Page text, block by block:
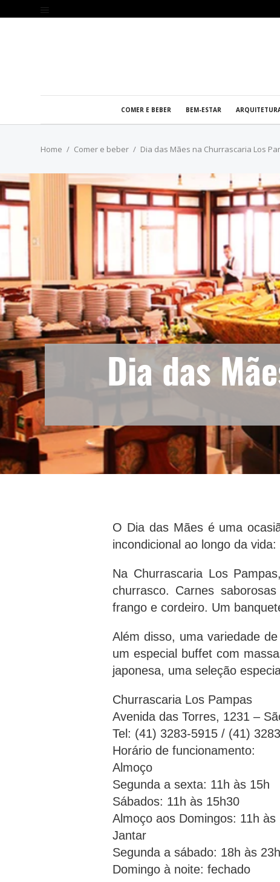
COMER E BEBER BEM-ESTAR
Home Comer e beber Dia das Mães na Churrascaria Los
Dia das
O Dia das Mães é uma
incondicional ao longo da
Na Churrascaria Los
churrasco. Carnes
frango e cordeiro. Um
Além disso, uma variedade
um especial buffet com
japonesa, uma seleção
Churrascaria Los Pampas
Avenida das Torres, 1231 –
Tel: (41) 3283-5915 / (41)
Horário de funcionamento:
Almoço
Segunda a sexta: 11h às 15h
Sábados: 11h às 15h30
Almoço aos Domingos: 11h às
Jantar
Segunda a sábado: 18h às 23h
Domingo à noite: fechado